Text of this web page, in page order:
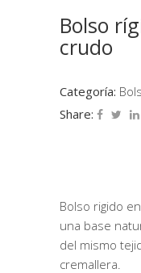
Bolso
crudo
Categoría:
Share:
Bolso rigido
una base
del mismo
cremallera.